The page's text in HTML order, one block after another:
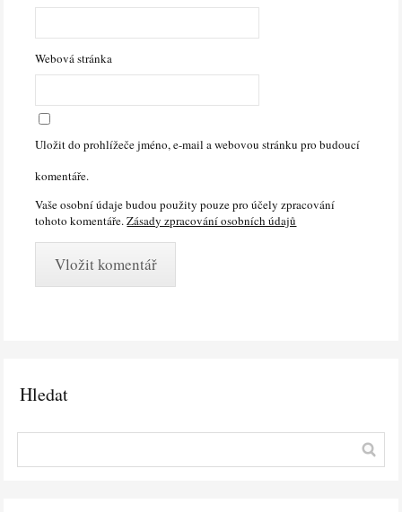
Webová stránka
Uložit do prohlížeče jméno, e-mail a webovou stránku pro budoucí
komentáře.
Vaše osobní údaje budou použity pouze pro účely zpracování
tohoto komentáře.Zásady zpracování osobních údajů
Hledat